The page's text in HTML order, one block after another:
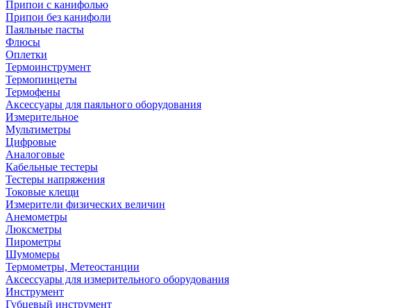
Припои с канифолью
Припои без канифоли
Паяльные пасты
Флюсы
Оплетки
Термоинструмент
Термопинцеты
Термофены
Аксессуары для паяльного оборудования
Измерительное
Мультиметры
Цифровые
Аналоговые
Кабельные тестеры
Тестеры напряжения
Токовые клещи
Измерители физических величин
Анемометры
Люксметры
Пирометры
Шумомеры
Термометры, Метеостанции
Аксессуары для измерительного оборудования
Инструмент
Губцевый инструмент